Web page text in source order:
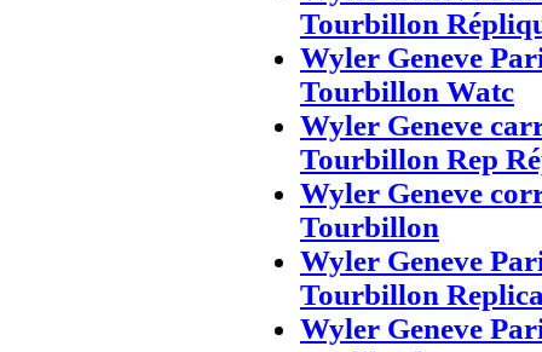
Tourbillon
Wyler Geneve
Tourbillon Watc
Wyler Geneve
Tourbillon Rep
Wyler Geneve
Tourbillon
Wyler Geneve
Tourbillon
Wyler Geneve